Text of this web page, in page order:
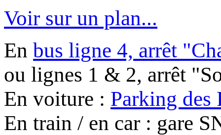
Voir sur un plan...
En bus ligne 4, arrêt
ou lignes 1 & 2, arrêt
En voiture : Parking des
En train / en car : gare